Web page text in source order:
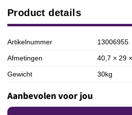
Product details
Artikelnummer 13006955
Afmetingen 40,7 × 29
Gewicht 30kg
Aanbevolen voor jou